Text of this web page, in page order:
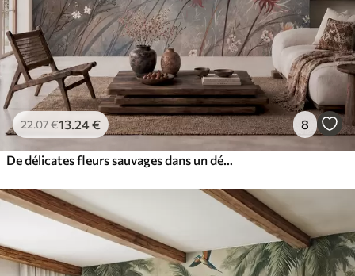
22.07€13.24€ 8
De délicates fleurs sauvages dans un décor brumeux aux tons pastel